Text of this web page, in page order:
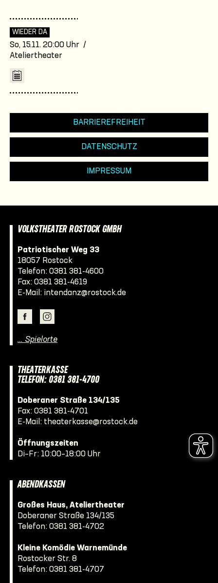
WIEDER DA
So, 15.11. 20:00 Uhr /
Ateliertheater
BARRIEREFREIHEIT
DATENSCHUTZ
IMPRESSUM
VOLKSTHEATER ROSTOCK GMBH
Patriotischer Weg 33
18057 Rostock
Telefon: 0381 381-4600
Fax: 0381 381-4619
E-Mail: intendanz@rostock.de
… Spielorte
THEATERKASSE
TELEFON: 0381 381-4700
Doberaner Straße 134/135
Fax: 0381 381-4701
E-Mail: theaterkasse@rostock.de
Öffnungszeiten
Di–Fr: 10:00–18:00 Uhr
ABENDKASSEN
Großes Haus, Ateliertheater
Doberaner Straße 134/135
Telefon: 0381 381-4702
Kleine Komödie Warnemünde
Rostocker Str. 8
Telefon: 0381 381-4707